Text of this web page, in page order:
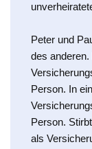
Peter und
des
Person. In
Person.
als